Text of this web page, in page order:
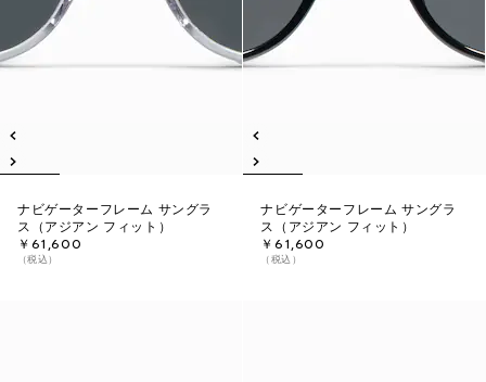
ナビゲーターフレーム サングラ
ス（アジアン フィット）
￥61,600
（税込）
ナビゲーターフレーム サングラ
ス（アジアン フィット）
￥61,600
（税込）